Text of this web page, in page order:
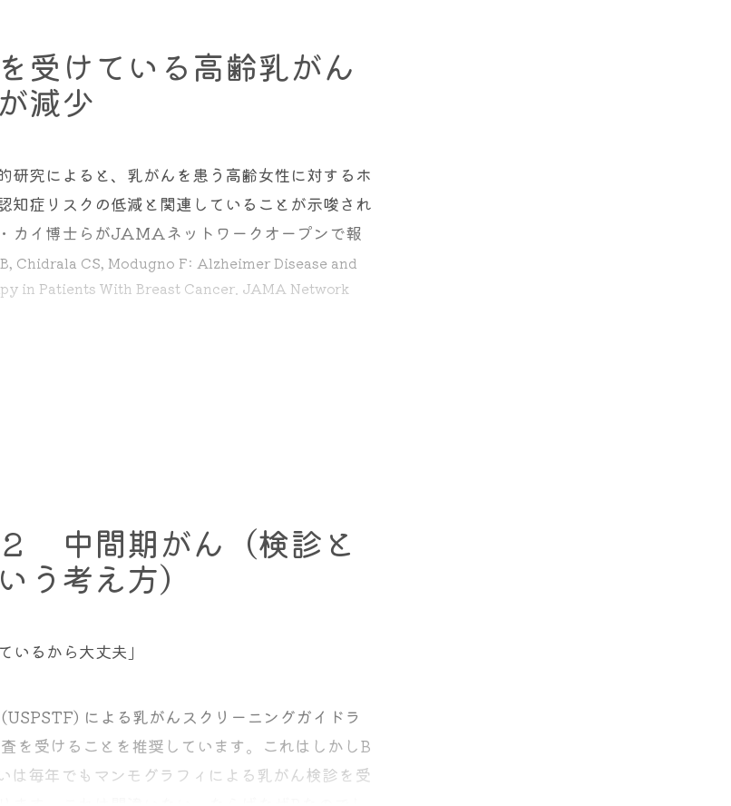
移が発生したのだから、予後は悪い。そして多
骨にも検査で捕まらないような小さな転移が同
乳腺を、手術の時に同時に切除していたとして
では生存率に差がありません
。それは皆さんもよ
＊＊＊＊＊＊＊＊＊＊＊＊＊＊＊＊＊
と乳がん関連死のリスクが増加することが明らか
研究では、両側乳房切除術を予防的に受けた患者
ることは示されましたが、なぜか死亡率そのも
Breast Cancer Mortality. JAMA Oncol 2024.
を使うとのことで、その後に対側に乳がんが発
おられるのです。
から転移する可能性のある 新たな原発腫瘍であ
が発生する頻度は下がります。
、全く独立した新しい乳がんからの転移による
りません。
の引き下げに関することよりも、毎年よりも隔
気が付きます。毎年受けることはむしろ”害”があ
は最近大きく問題になっているのです。
控える傾向にあることが報告された。 調査対象
グラフィ検診の害についての情報を「驚くべきも
国予防サービスタスクフォース（USPSTF）によ
い。
意思決定ツールというものが配布されていま
は自分の意思で受けるものであり、半年に１度
われても困るでしょう。被ばくは問題にならな
算”することから始めます。
(The Gail Model)
ことはない。そして何らかの理由で胸に放射線
受けている高齢乳がん
減少
研究によると、乳がんを患う高齢女性に対するホ
知症リスクの低減と関連していることが示唆され
カイ博士らがJAMAネットワークオープンで報
Chidrala CS, Modugno F: Alzheimer Disease and
in Patients With Breast Cancer. JAMA Network
なかった患者と比較して、平均12年間の追跡期
、95％CI 0.88-0.98、P =0.005）しかしそ
顕著に認められました（HR 0.48、95% CI
ました。
正の関連性に移行し（HR 1.40、95% CI 1.29～
CI 0.62～0.92）。同じ年齢層の白人乳がん
95% CI 0.81～0.97）。
中間期がん（検診と
う考え方）
るから大丈夫」
による乳がんスクリーニングガイドラ
を受けることを推奨しています。これはしかしB
毎年でもマンモグラフィによる乳がん検診を受